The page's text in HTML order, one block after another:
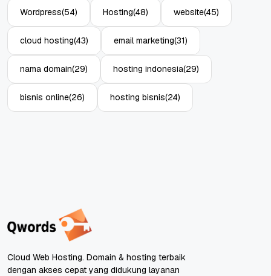
Wordpress(54) Hosting(48) website(45)
cloud hosting(43) email marketing(31)
nama domain(29) hosting indonesia(29)
bisnis online(26) hosting bisnis(24)
Cloud Web Hosting. Domain & hosting terbaik
dengan akses cepat yang didukung layanan